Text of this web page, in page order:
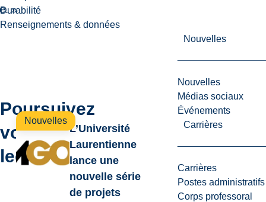
Durabilité
Renseignements & données
Nouvelles
Nouvelles
Médias sociaux
Événements
Carrières
Carrières
Postes
Corps professoral
»
Poursuivez
votre
lecture
Nouvelles
L’Université
Laurentienne
lance une
nouvelle série
de projets